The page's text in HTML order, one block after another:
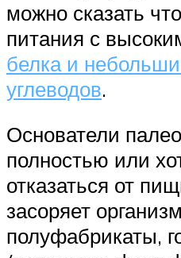
можно сказать
питания с
белка и
углеводов.
Основатели
полностью или
отказаться от
засоряет
полуфабрикаты,